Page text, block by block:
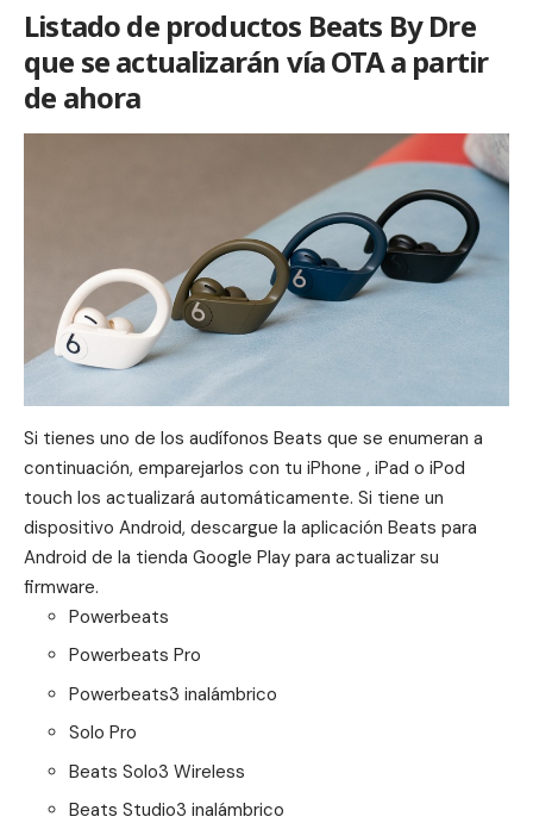
Listado de productos Beats By Dre
que se actualizarán vía OTA a partir
de ahora
Si tienes uno de los audífonos Beats que se enumeran a
continuación, emparejarlos con tu iPhone , iPad o iPod
touch los actualizará automáticamente. Si tiene un
dispositivo Android, descargue la aplicación Beats para
Android de la tienda Google Play para actualizar su
firmware.
Powerbeats
Powerbeats Pro‌
Powerbeats3 inalámbrico
Solo Pro
Beats Solo3 Wireless
Beats Studio3 inalámbrico